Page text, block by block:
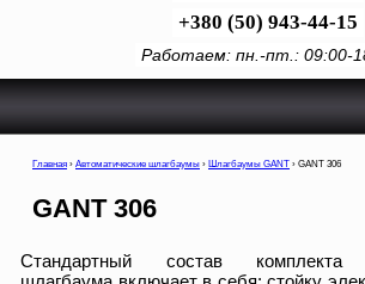
+380 (50) 943-44-15
Работаем: пн.-пт.: 09:00-
Главная › Автоматические шлагбаумы › Шлагбаумы GANT › GANT 306
GANT 306
Стандартный состав комплекта